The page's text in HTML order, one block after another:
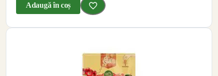
Adaugă în coș